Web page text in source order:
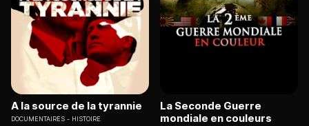
A la source de la tyrannie
DOCUMENTAIRES HISTOIRE
La Seconde Guerre
mondiale en couleurs